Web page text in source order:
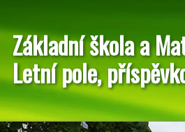
Základní škola a
Letní pole,